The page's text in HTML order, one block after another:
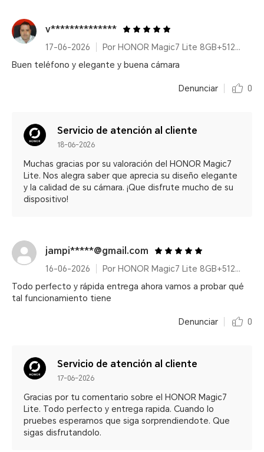
v**************
17-06-2026
Por HONOR Magic7 Lite 8GB+512GB Titanium Black
Buen teléfono y elegante y buena cámara
Denunciar 0
Servicio de atención al cliente
18-06-2026
Muchas gracias por su valoración del HONOR Magic7
Lite. Nos alegra saber que aprecia su diseño elegante
y la calidad de su cámara. ¡Que disfrute mucho de su
dispositivo!
jampi*****@gmail.com
16-06-2026
Por HONOR Magic7 Lite 8GB+512GB Titanium Purple
Todo perfecto y rápida entrega ahora vamos a probar qué
tal funcionamiento tiene
Denunciar 0
Servicio de atención al cliente
17-06-2026
Gracias por tu comentario sobre el HONOR Magic7
Lite. Todo perfecto y entrega rapida. Cuando lo
pruebes esperamos que siga sorprendiendote. Que
sigas disfrutandolo.